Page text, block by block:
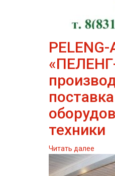
поставка
техники
Читать далее